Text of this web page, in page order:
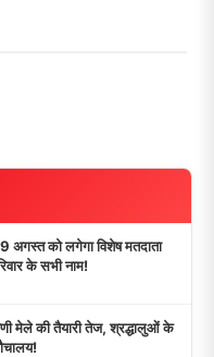
को लगेगा विशेष मतदाता
के सभी नाम!
मेले की तैयारी तेज, श्रद्धालुओं के